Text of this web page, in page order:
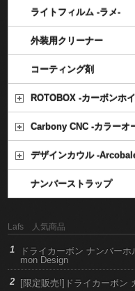
ライトフィルム -ラメ-
外装用クリーナー
コーティング剤
ROTOBOX -カーボンホ
Carbony CNC -カラーオ
デザインカウル -
ナンバーストラップ
Lafs 人気商品
ドライカーボン ナンバー
mon Design
[限定販売!]ドライカーボン